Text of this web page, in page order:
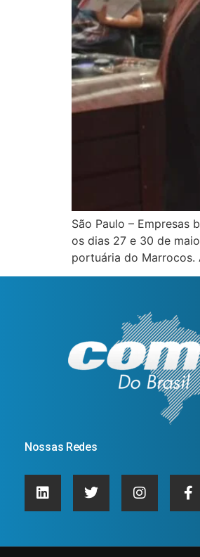
São Paulo – Empresas
os dias 27 e 30 de
portuária do
Nossas Redes